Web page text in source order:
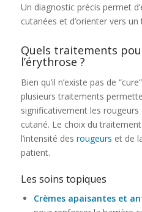
Un diagnostic précis permet
cutanées et d’orienter vers
Quels traitements
l’érythrose ?
Bien qu’il n’existe pas de
plusieurs traitements
significativement les
cutané. Le choix du
l’intensité des rougeurs et de
patient.
Les soins topiques
Crèmes apaisantes et